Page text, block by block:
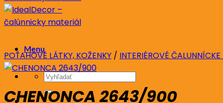
Menu
Hľadať:
POŤAHOVÉ LÁTKY, KOŽENKY / INTERIÉROVÉ ČALUNNÍCKE
CHENONCA 2643/900